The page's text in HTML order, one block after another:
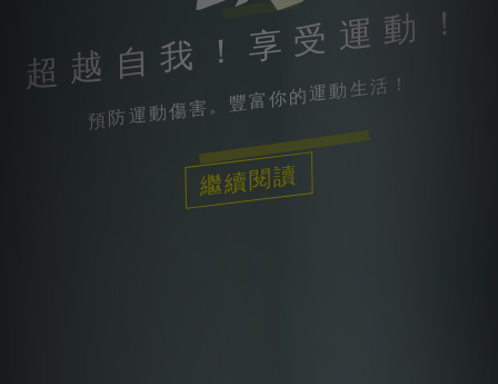
超越自我！享受運動！
預防運動傷害。豐富你的運動生活！
繼續閱讀